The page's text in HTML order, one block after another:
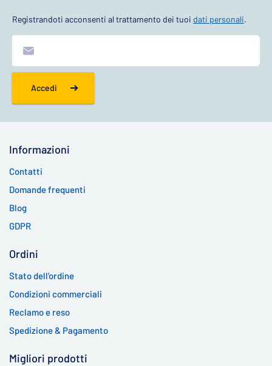
Registrandoti acconsenti al trattamento dei tuoi dati personali.
Accedi
Informazioni
Contatti
Domande frequenti
Blog
GDPR
Ordini
Stato dell'ordine
Condizioni commerciali
Reclamo e reso
Spedizione & Pagamento
Migliori prodotti